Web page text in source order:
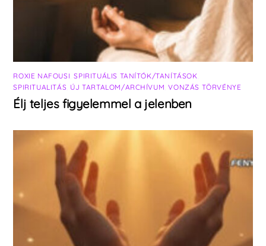
ROXIE NAFOUSI ,SPIRITUÁLIS TANÍTÓK/TANÍTÁSOK
SPIRITUALITÁS ÚJ TARTALOM/ARCHÍVUM ,VONZÁS TÖRVÉNYE
Élj teljes figyelemmel a jelenben